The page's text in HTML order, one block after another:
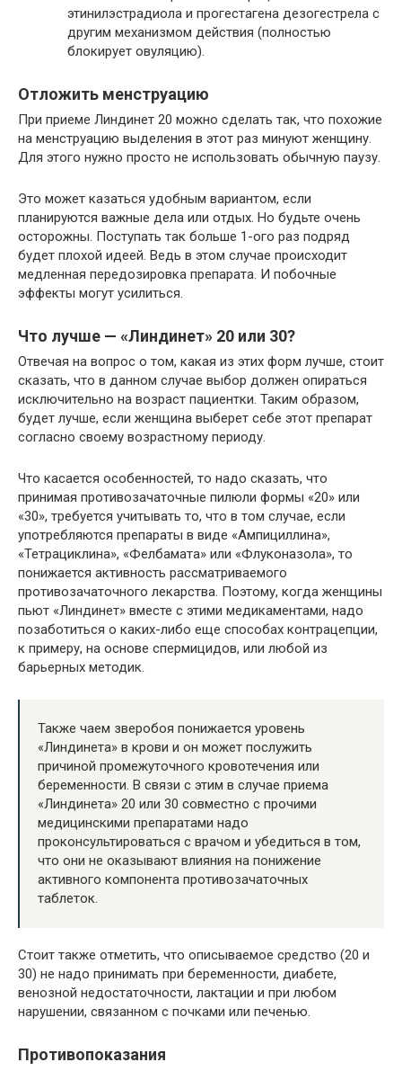
этинилэстрадиола и прогестагена дезогестрела с
другим механизмом действия (полностью
блокирует овуляцию).
Отложить менструацию
При приеме Линдинет 20 можно сделать так, что похожие
на менструацию выделения в этот раз минуют женщину.
Для этого нужно просто не использовать обычную паузу.
Это может казаться удобным вариантом, если
планируются важные дела или отдых. Но будьте очень
осторожны. Поступать так больше 1-ого раз подряд
будет плохой идеей. Ведь в этом случае происходит
медленная передозировка препарата. И побочные
эффекты могут усилиться.
Что лучше — «Линдинет» 20 или 30?
Отвечая на вопрос о том, какая из этих форм лучше, стоит
сказать, что в данном случае выбор должен опираться
исключительно на возраст пациентки. Таким образом,
будет лучше, если женщина выберет себе этот препарат
согласно своему возрастному периоду.
Что касается особенностей, то надо сказать, что
принимая противозачаточные пилюли формы «20» или
«30», требуется учитывать то, что в том случае, если
употребляются препараты в виде «Ампициллина»,
«Тетрациклина», «Фелбамата» или «Флуконазола», то
понижается активность рассматриваемого
противозачаточного лекарства. Поэтому, когда женщины
пьют «Линдинет» вместе с этими медикаментами, надо
позаботиться о каких-либо еще способах контрацепции,
к примеру, на основе спермицидов, или любой из
барьерных методик.
Также чаем зверобоя понижается уровень
«Линдинета» в крови и он может послужить
причиной промежуточного кровотечения или
беременности. В связи с этим в случае приема
«Линдинета» 20 или 30 совместно с прочими
медицинскими препаратами надо
проконсультироваться с врачом и убедиться в том,
что они не оказывают влияния на понижение
активного компонента противозачаточных
таблеток.
Стоит также отметить, что описываемое средство (20 и
30) не надо принимать при беременности, диабете,
венозной недостаточности, лактации и при любом
нарушении, связанном с почками или печенью.
Противопоказания